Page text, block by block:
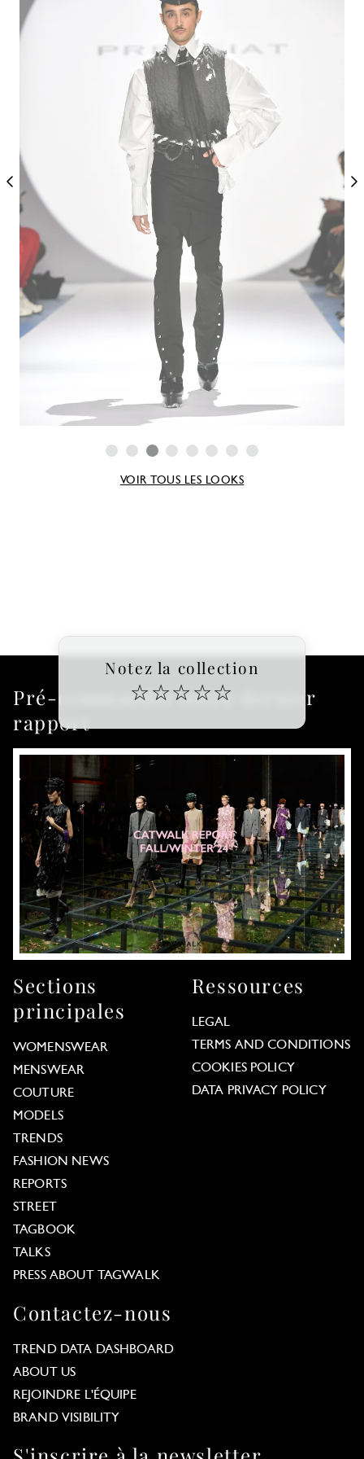
VOIR TOUS LES LOOKS
Notez la collection
☆ ☆☆ ☆☆
Pré-commander notre dernier
rapport
Sections
principales
WOMENSWEAR
MENSWEAR
COUTURE
MODELS
TRENDS
FASHION NEWS
REPORTS
STREET
TAGBOOK
TALKS
PRESS ABOUT TAGWALK
Ressources
LEGAL
TERMS AND CONDITIONS
COOKIES POLICY
DATA PRIVACY POLICY
Contactez-nous
TREND DATA DASHBOARD
ABOUT US
REJOINDRE L'ÉQUIPE
BRAND VISIBILITY